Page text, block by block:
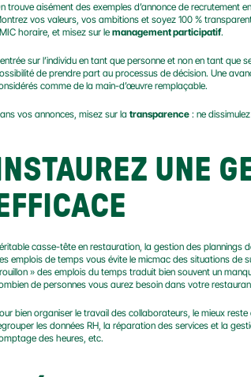
trouve aisément des exemples d’annonce de recrutement
vos valeurs, vos ambitions et soyez 100 %
horaire, et misez sur le management participatif.
sur l’individu en tant que personne et non en tant
de prendre part au processus de décision. Une
comme de la main-d’œuvre remplaçable.
vos annonces, misez sur la transparence : ne
INSTAUREZ UNE
EFFICACE
casse-tête en restauration, la gestion des plannings
emplois de temps vous évite le micmac des situations de
» des emplois du temps traduit bien souvent un
de personnes vous aurez besoin dans votre
bien organiser le travail des collaborateurs, le mieux reste
les données RH, la réparation des services et la
des heures, etc.